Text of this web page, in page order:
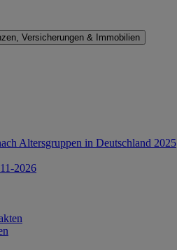
Versicherungen & Immobilien
Altersgruppen in Deutschland 2025
2026